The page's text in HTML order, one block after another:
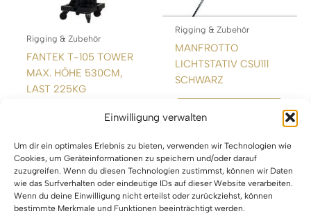
Einwilligung verwalten
Um dir ein optimales Erlebnis zu bieten, verwenden wir Technologien wie
Cookies, um Geräteinformationen zu speichern und/oder darauf
zuzugreifen. Wenn du diesen Technologien zustimmst, können wir Daten
wie das Surfverhalten oder eindeutige IDs auf dieser Website verarbeiten.
Wenn du deine Einwilligung nicht erteilst oder zurückziehst, können
bestimmte Merkmale und Funktionen beeinträchtigt werden.
Rigging & Zubehör
FANTEK T-105 TOWER
MAX. HÖHE 530CM,
LAST 225KG
WEITERLESEN
Rigging & Zubehör
MANFROTTO
LICHTSTATIV CSU111
SCHWARZ
WEITERLESEN